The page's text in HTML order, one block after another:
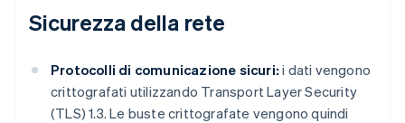
Sicurezza della rete
Protocolli di comunicazione sicuri: i dati vengono
crittografati utilizzando Transport Layer Security
(TLS) 1.3. Le buste crittografate vengono quindi